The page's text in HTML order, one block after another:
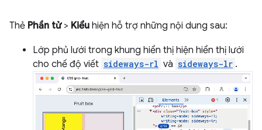
Thẻ Phần tử> Kiểu hiện hỗ trợ những nội dung sau:
Lớp phủ lưới trong khung hiển thị hiện hiển thị lưới
cho chế độ viết sideways-rl và sideways-lr .